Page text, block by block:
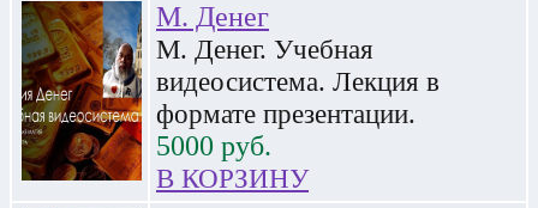
М. Денег
М. Денег. Учебная
видеосистема. Лекция в
формате презентации.
5000 руб.
В КОРЗИНУ